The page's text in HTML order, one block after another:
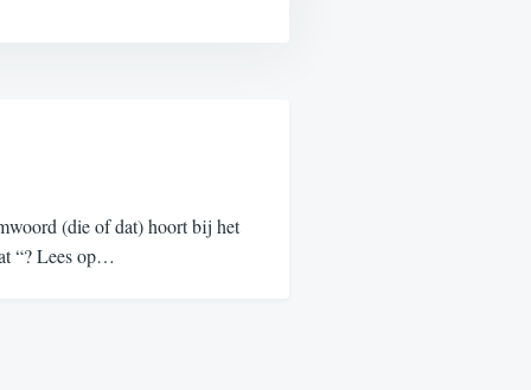
(die of dat) hoort bij het
“? Lees op…